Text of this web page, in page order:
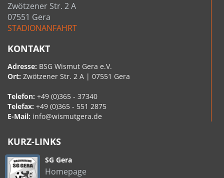
Zwötzener Str. 2 A
07551 Gera
STADIONANFAHRT
KONTAKT
Adresse: BSG Wismut Gera e.V.
Ort: Zwötzener Str. 2 A | 07551 Gera
Telefon: +49 (0)365 - 37340
Telefax: +49 (0)365 - 551 2875
E-Mail: info@wismutgera.de
KURZ-LINKS
SG Gera
Homepage